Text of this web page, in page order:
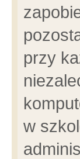
przy
w